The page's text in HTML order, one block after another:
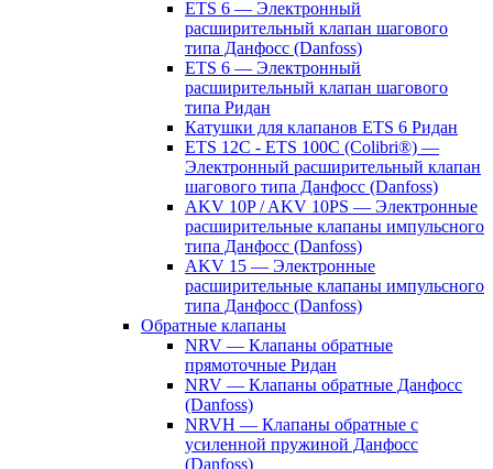
ETS 6 — Электронный
расширительный клапан шагового
типа Данфосс (Danfoss)
ETS 6 — Электронный
расширительный клапан шагового
типа Ридан
Катушки для клапанов ETS 6 Ридан
ETS 12C - ETS 100C (Colibri®) —
Электронный расширительный клапан
шагового типа Данфосс (Danfoss)
AKV 10P / AKV 10PS — Электронные
расширительные клапаны импульсного
типа Данфосс (Danfoss)
AKV 15 — Электронные
расширительные клапаны импульсного
типа Данфосс (Danfoss)
Обратные клапаны
NRV — Клапаны обратные
прямоточные Ридан
NRV — Клапаны обратные Данфосс
(Danfoss)
NRVH — Клапаны обратные с
усиленной пружиной Данфосс
(Danfoss)